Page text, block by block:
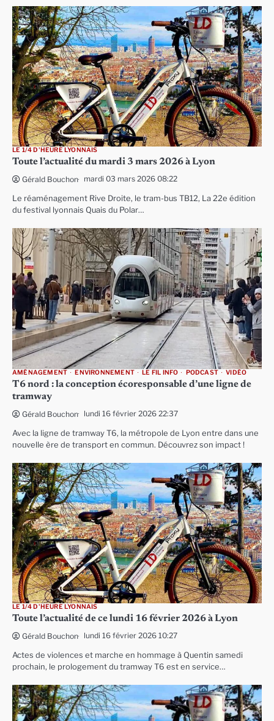
LE 1/4 D'HEURE LYONNAIS
Toute l’actualité du mardi 3 mars 2026 à Lyon
Gérald Bouchon mardi 03 mars 2026 08:22
Le réaménagement Rive Droite, le tram-bus TB12, La 22e édition
du festival lyonnais Quais du Polar…
AMÉNAGEMENT ENVIRONNEMENT LE FIL INFO PODCAST VIDÉO
T6 nord : la conception écoresponsable d’une ligne de
tramway
Gérald Bouchon lundi 16 février 2026 22:37
Avec la ligne de tramway T6, la métropole de Lyon entre dans une
nouvelle ère de transport en commun. Découvrez son impact !
LE 1/4 D'HEURE LYONNAIS
Toute l’actualité de ce lundi 16 février 2026 à Lyon
Gérald Bouchon lundi 16 février 2026 10:27
Actes de violences et marche en hommage à Quentin samedi
prochain, le prologement du tramway T6 est en service…